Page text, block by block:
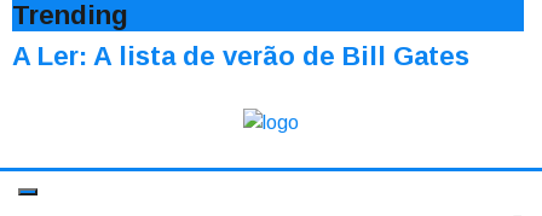
Trending
A Ler: A lista de verão de Bill Gates